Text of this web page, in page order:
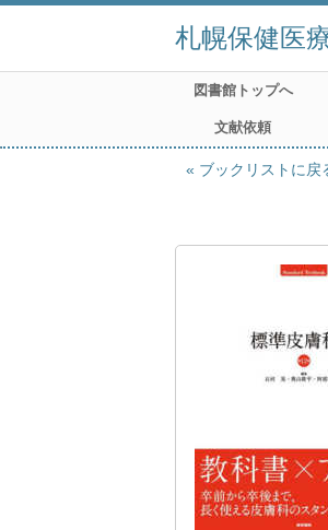
札幌保健医
図書館トップへ
文献依頼
ブックリストに戻